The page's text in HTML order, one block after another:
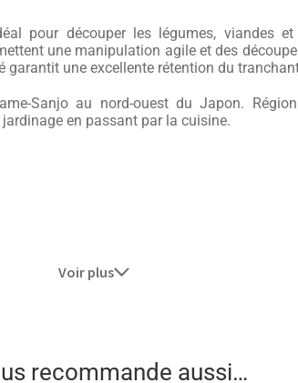
pour découper les légumes, viandes
une manipulation agile et des
une excellente rétention du
Sanjo au nord-ouest du Japon.
en passant par la cuisine.
couleur noir pour un couteau japonais brut
contraintes de l’artisanat et obtenir des
Voir plus
recommande aussi…